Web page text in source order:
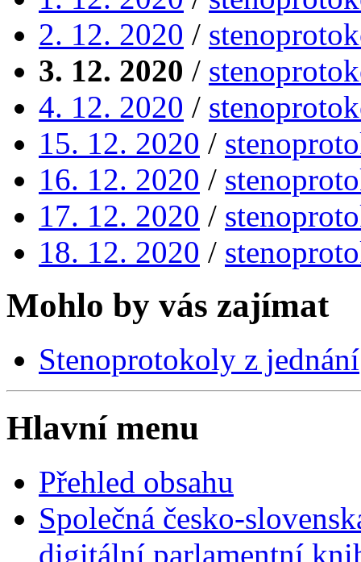
2. 12. 2020 /
3. 12. 2020 /
4. 12. 2020 /
15. 12. 2020 /
16. 12. 2020 /
17. 12. 2020 /
18. 12. 2020 /
Mohlo by vás zajímat
Stenoprotokoly z jednání
Hlavní menu
Přehled obsahu
Společná česko-
digitální parlamentní